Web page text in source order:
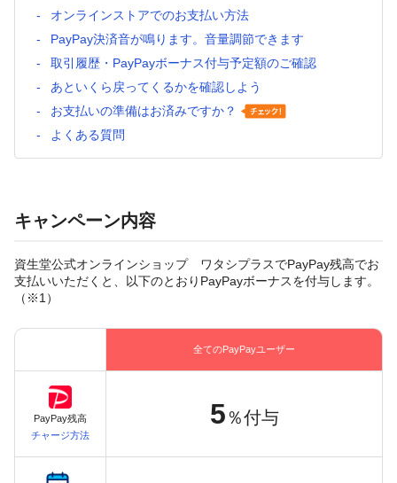
オンラインストアでのお支払い方法
PayPay決済音が鳴ります。音量調節できます
取引履歴・PayPayボーナス付与予定額のご確認
あといくら戻ってくるかを確認しよう
お支払いの準備はお済みですか？
よくある質問
キャンペーン内容
資生堂公式オンラインショップ ワタシプラスでPayPay残高でお
支払いいただくと、以下のとおりPayPayボーナスを付与します。
（※1）
全てのPayPayユーザー
PayPay残高
チャージ方法
5 ％付与